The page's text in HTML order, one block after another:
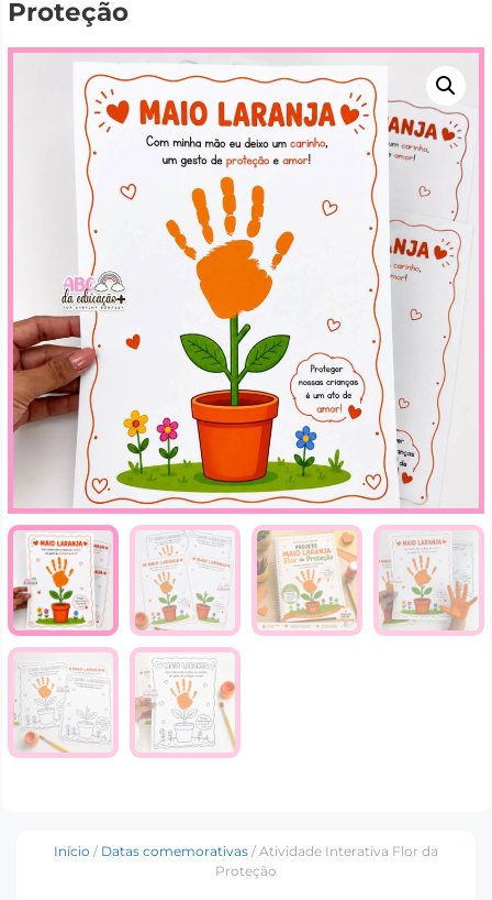
Proteção
Início / Datas comemorativas / Atividade Interativa Flor da
Proteção